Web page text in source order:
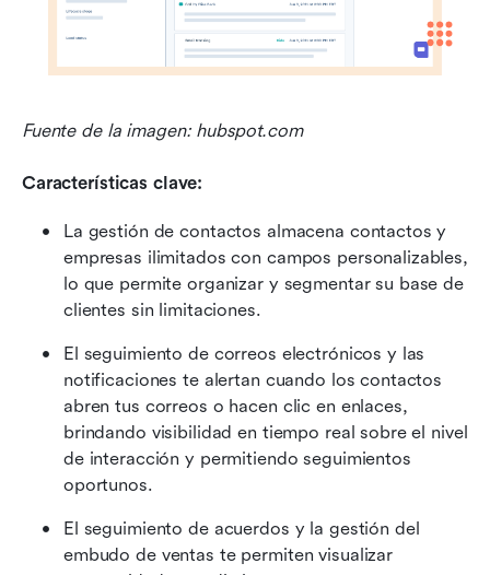
Fuente de la imagen: hubspot.com
Características clave:
La gestión de contactos almacena contactos y
empresas ilimitados con campos personalizables,
lo que permite organizar y segmentar su base de
clientes sin limitaciones.
El seguimiento de correos electrónicos y las
notificaciones te alertan cuando los contactos
abren tus correos o hacen clic en enlaces,
brindando visibilidad en tiempo real sobre el nivel
de interacción y permitiendo seguimientos
oportunos.
El seguimiento de acuerdos y la gestión del
embudo de ventas te permiten visualizar